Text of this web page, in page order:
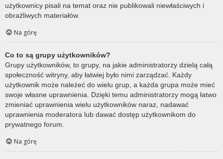
użytkownicy pisali na temat oraz nie publikowali niewłaściwych i
obraźliwych materiałów.
Na górę
Co to są grupy użytkowników?
Grupy użytkowników, to grupy, na jakie administratorzy dzielą całą
społeczność witryny, aby łatwiej było nimi zarządzać. Każdy
użytkownik może należeć do wielu grup, a każda grupa może mieć
swoje własne uprawnienia. Dzięki temu administratorzy mogą łatwo
zmieniać uprawnienia wielu użytkowników naraz, nadawać
uprawnienia moderatora lub dawać dostęp użytkownikom do
prywatnego forum.
Na górę